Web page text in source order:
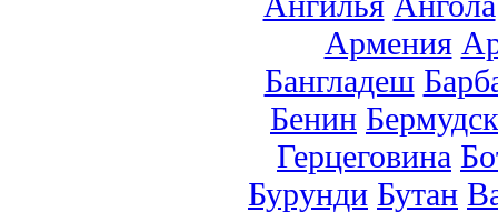
Армения
Бангладеш
Бенин
Герцеговина
Бурунди Бутан